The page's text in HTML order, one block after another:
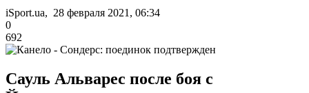
iSport.ua, 28 февраля 2021, 06:34
0
692
Сауль Альварес после боя с